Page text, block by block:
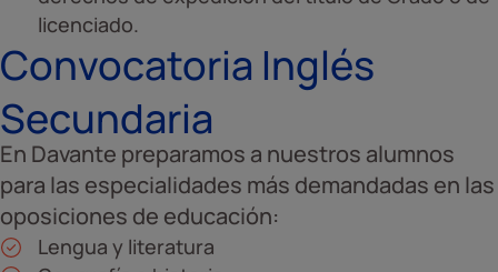
licenciado.
Convocatoria Inglés
Secundaria
En Davante preparamos a nuestros alumnos
para las especialidades más demandadas en las
oposiciones de educación:
Lengua y literatura